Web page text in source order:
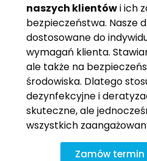
naszych klientówi ich
bezpieczeństwa. Nasze
dostosowane do
wymagań klienta.
ale także na
środowiska. Dlatego
dezynfekcyjne i
skuteczne, ale
wszystkich
Zamów termin